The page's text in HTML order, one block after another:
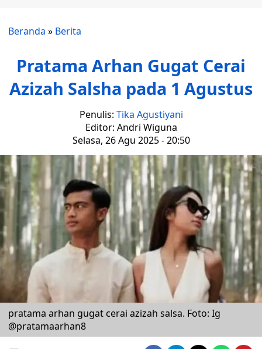
Beranda » Berita
Pratama Arhan Gugat Cerai
Azizah Salsha pada 1 Agustus
Penulis: Tika Agustiyani
Editor: Andri Wiguna
Selasa, 26 Agu 2025 - 20:50
pratama arhan gugat cerai azizah salsa. Foto: Ig
@pratamaarhan8